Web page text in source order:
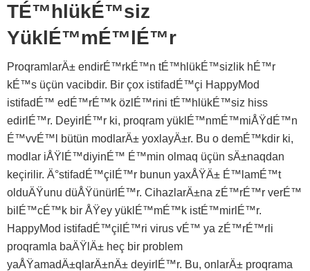
TÉ™hlükÉ™siz
YüklÉ™mÉ™lÉ™r
ProqramlarÄ± endirÉ™rkÉ™n tÉ™hlükÉ™sizlik hÉ™r
kÉ™s üçün vacibdir. Bir çox istifadÉ™çi HappyMod
istifadÉ™ edÉ™rÉ™k özlÉ™rini tÉ™hlükÉ™siz hiss
edirlÉ™r. DeyirlÉ™r ki, proqram yüklÉ™nmÉ™miÅŸdÉ™n
É™vvÉ™l bütün modlarÄ± yoxlayÄ±r. Bu o demÉ™kdir ki,
modlar iÅŸlÉ™diyinÉ™ É™min olmaq üçün sÄ±naqdan
keçirilir. Ä°stifadÉ™çilÉ™r bunun yaxÅŸÄ± É™lamÉ™t
olduÄŸunu düÅŸünürlÉ™r. CihazlarÄ±na zÉ™rÉ™r verÉ™
bilÉ™cÉ™k bir ÅŸey yüklÉ™mÉ™k istÉ™mirlÉ™r.
HappyMod istifadÉ™çilÉ™ri virus vÉ™ ya zÉ™rÉ™rli
proqramla baÄŸlÄ± heç bir problem
yaÅŸamadÄ±qlarÄ±nÄ± deyirlÉ™r. Bu, onlarÄ± proqrama